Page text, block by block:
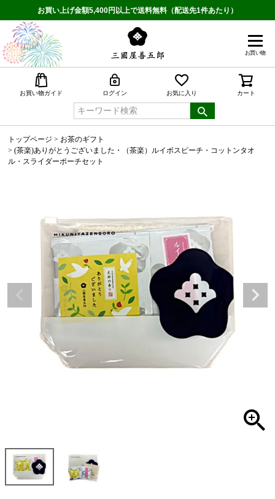
お買い上げ金額5,400円以上で送料無料（配送先1件あたり）
お買い物
お買い物ガイド ログイン お気に入り カート
トップページ
お茶のギフト
(茶楽)ありがとうございました・（茶楽）ルイボスピーチ・コットンタオ
ル・スライダーポーチセット